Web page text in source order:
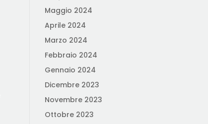
Maggio 2024
Aprile 2024
Marzo 2024
Febbraio 2024
Gennaio 2024
Dicembre 2023
Novembre 2023
Ottobre 2023